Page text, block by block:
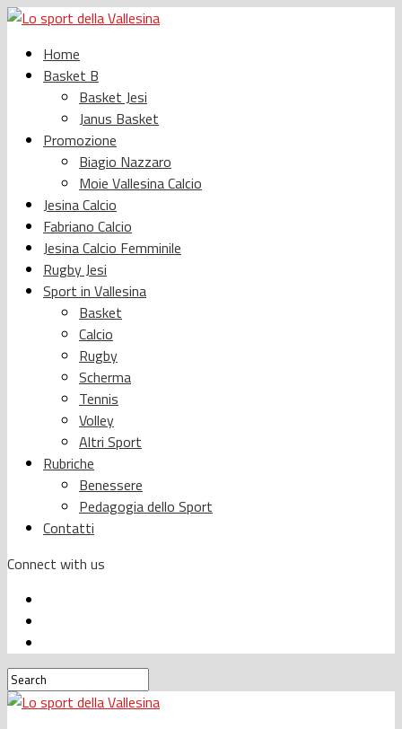
Home
Basket B
Basket Jesi
Janus Basket
Promozione
Biagio Nazzaro
Moie Vallesina Calcio
Jesina Calcio
Fabriano Calcio
Jesina Calcio Femminile
Rugby Jesi
Sport in Vallesina
Basket
Calcio
Rugby
Scherma
Tennis
Volley
Altri Sport
Rubriche
Benessere
Pedagogia dello Sport
Contatti
Connect with us